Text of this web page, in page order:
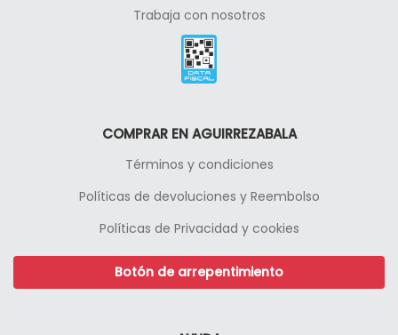
Trabaja con nosotros
COMPRAR EN AGUIRREZABALA
Términos y condiciones
Políticas de devoluciones y Reembolso
Políticas de Privacidad y cookies
Botón de arrepentimiento